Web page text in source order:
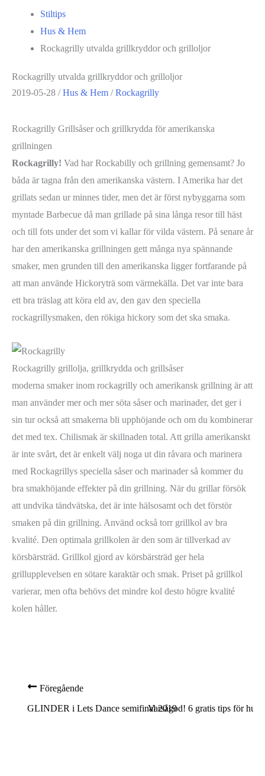
Stiltips
Hus & Hem
Rockagrilly utvalda grillkryddor och grilloljor
Rockagrilly utvalda grillkryddor och grilloljor
2019-05-28 /Hus & Hem /Rockagrilly
Rockagrilly Grillsåser och grillkrydda för amerikanska
grillningen
Rockagrilly! Vad har Rockabilly och grillning gemensamt? Jo
båda är tagna från den amerikanska västern. I Amerika har det
grillats sedan ur minnes tider, men det är först nybyggarna som
myntade Barbecue då man grillade på sina långa resor till häst
och till fots under det som vi kallar för vilda västern. På senare år
har den amerikanska grillningen gett många nya spännande
smaker, men grunden till den amerikanska ligger fortfarande på
att man använde Hickoryträ som värmekälla. Det var inte bara
ett bra träslag att köra eld av, den gav den speciella
rockagrillysmaken, den rökiga hickory som det ska smaka.
Rockagrilly grillolja, grillkrydda och grillsåser
moderna smaker inom rockagrilly och amerikansk grillning är att
man använder mer och mer söta såser och marinader, det ger i
sin tur också att smakerna bli upphöjande och om du kombinerar
det med tex. Chilismak är skillnaden total. Att grilla amerikanskt
är inte svårt, det är enkelt välj noga ut din råvara och marinera
med Rockagrillys speciella såser och marinader så kommer du
bra smakhöjande effekter på din grillning. När du grillar försök
att undvika tändvätska, det är inte hälsosamt och det förstör
smaken på din grillning. Använd också torr grillkol av bra
kvalité. Den optimala grillkolen är den som är tillverkad av
körsbärsträd. Grillkol gjord av körsbärsträd ger hela
grillupplevelsen en sötare karaktär och smak. Priset på grillkol
varierar, men ofta behövs det mindre kol desto högre kvalité
kolen håller.
Föregående
GLINDER i Lets Dance semifinal 2019Varsågod! 6 gratis tips för hur